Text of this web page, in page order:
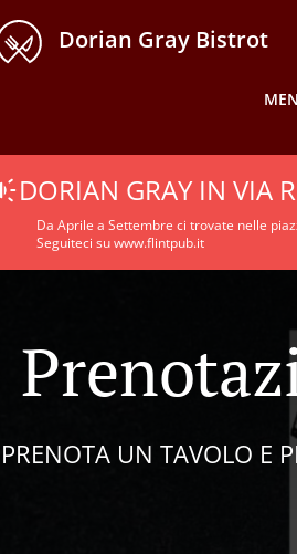
Dorian Gray Bistrot
DORIAN GRAY IN VIA
Da Aprile a Settembre ci trovate nelle
Seguiteci su www.flintpub.it
PRENOTA UN TAVOLO E